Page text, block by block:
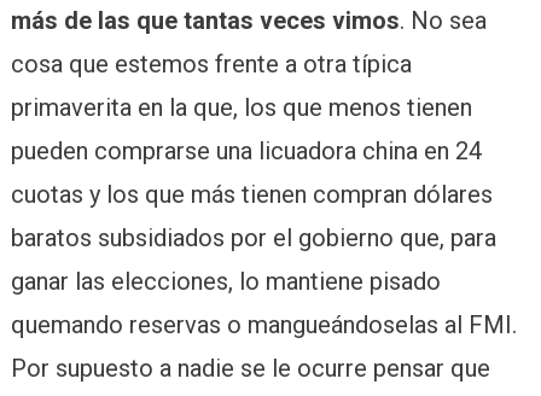
más de las que tantas veces vimos. No sea
cosa que estemos frente a otra típica
primaverita en la que, los que menos tienen
pueden comprarse una licuadora china en 24
cuotas y los que más tienen compran dólares
baratos subsidiados por el gobierno que, para
ganar las elecciones, lo mantiene pisado
quemando reservas o mangueándoselas al FMI.
Por supuesto a nadie se le ocurre pensar que